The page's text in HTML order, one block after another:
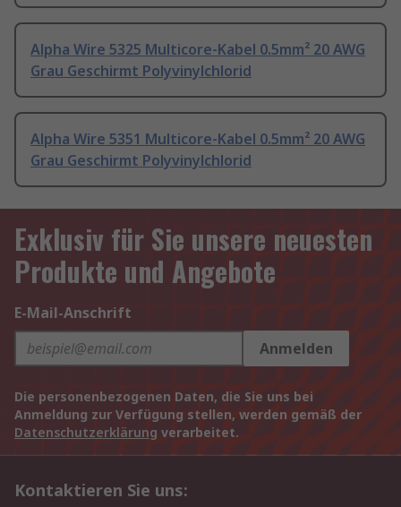
Alpha Wire 5325 Multicore-Kabel 0.5mm² 20 AWG
Grau Geschirmt Polyvinylchlorid
Alpha Wire 5351 Multicore-Kabel 0.5mm² 20 AWG
Grau Geschirmt Polyvinylchlorid
Exklusiv für Sie unsere neuesten
Produkte und Angebote
E-Mail-Anschrift
Anmelden
Die personenbezogenen Daten, die Sie uns bei
Anmeldung zur Verfügung stellen, werden gemäß der
Datenschutzerklärung verarbeitet.
Kontaktieren Sie uns: